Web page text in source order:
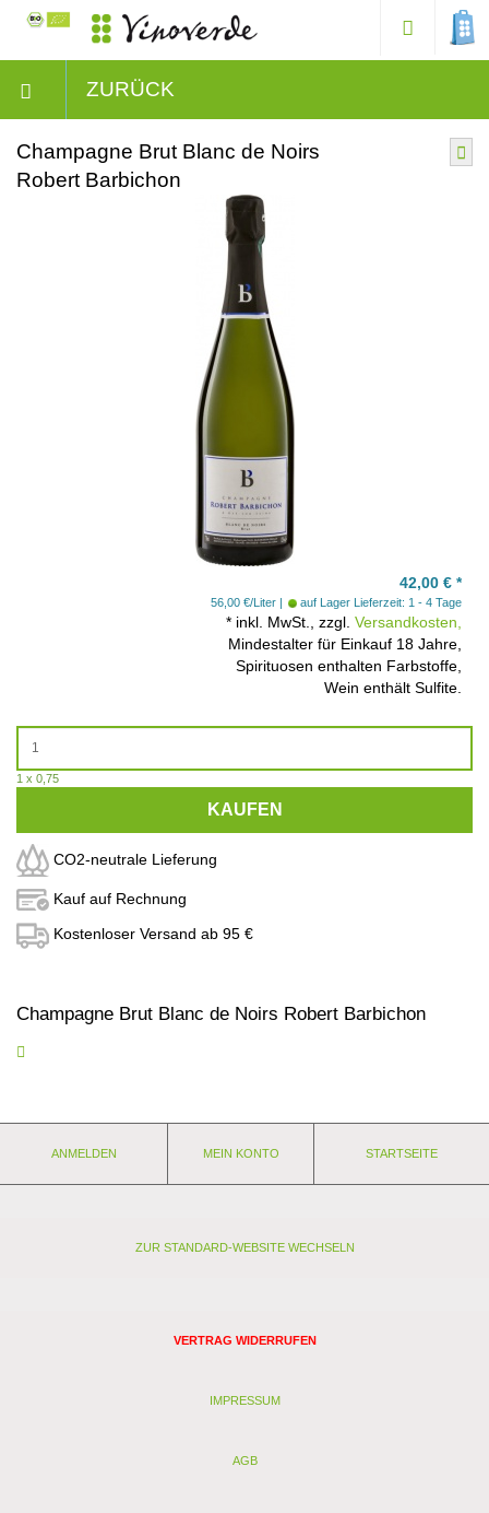
ZURÜCK
Champagne Brut Blanc de Noirs
Robert Barbichon
42,00 € *
56,00 €/Liter auf Lager Lieferzeit: 1 - 4 Tage
* inkl. MwSt., zzgl. Versandkosten,
Mindestalter für Einkauf 18 Jahre,
Spirituosen enthalten Farbstoffe,
Wein enthält Sulfite.
1 x 0,75
KAUFEN
CO2-neutrale Lieferung
Kauf auf Rechnung
Kostenloser Versand ab 95 €
Champagne Brut Blanc de Noirs Robert Barbichon
Feines Bouquet von reifen Früchten wie Birne und Grapefruit, im
Eigenschaften:
Anbaugebiet: Frankreich - Champagne
Lagerfähigkeit: jetzt + 2-3 Jahre
ANMELDEN MEIN KONTO STARTSEITE
ZUR STANDARD-WEBSITE WECHSELN
VERTRAG WIDERRUFEN
IMPRESSUM
AGB